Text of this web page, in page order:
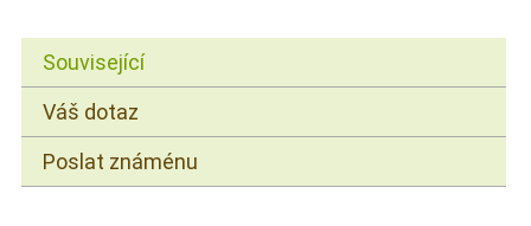
Související
Váš dotaz
Poslat známénu